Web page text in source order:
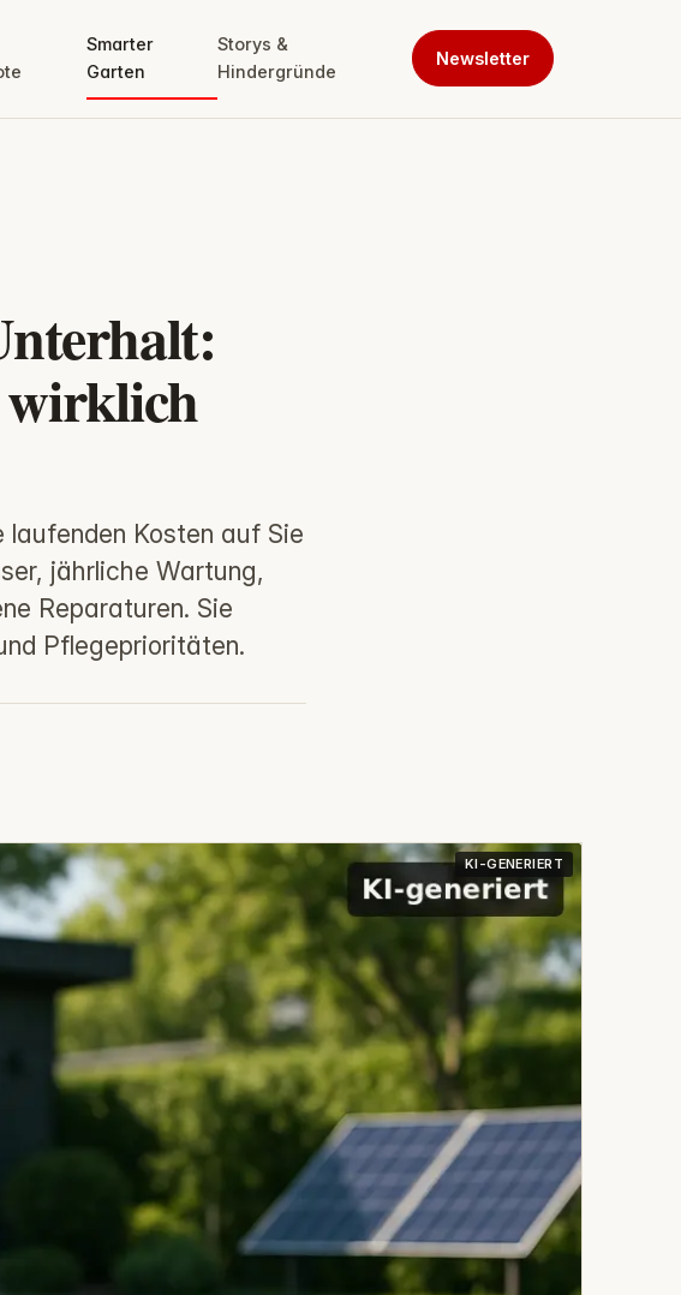
Smarter
Garten
Storys &
Hindergründe
Newsletter
wirklich
Kosten auf Sie
jährliche Wartung,
Reparaturen. Sie
Pflegeprioritäten.
KI-GENERIERT